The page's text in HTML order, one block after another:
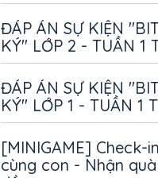
ĐÁP ÁN SỰ KIỆN
KÝ" LỚP 2 - TUẦN 1
ĐÁP ÁN SỰ KIỆN
KÝ" LỚP 1 - TUẦN 1
[MINIGAME] Check-
cùng con - Nhận